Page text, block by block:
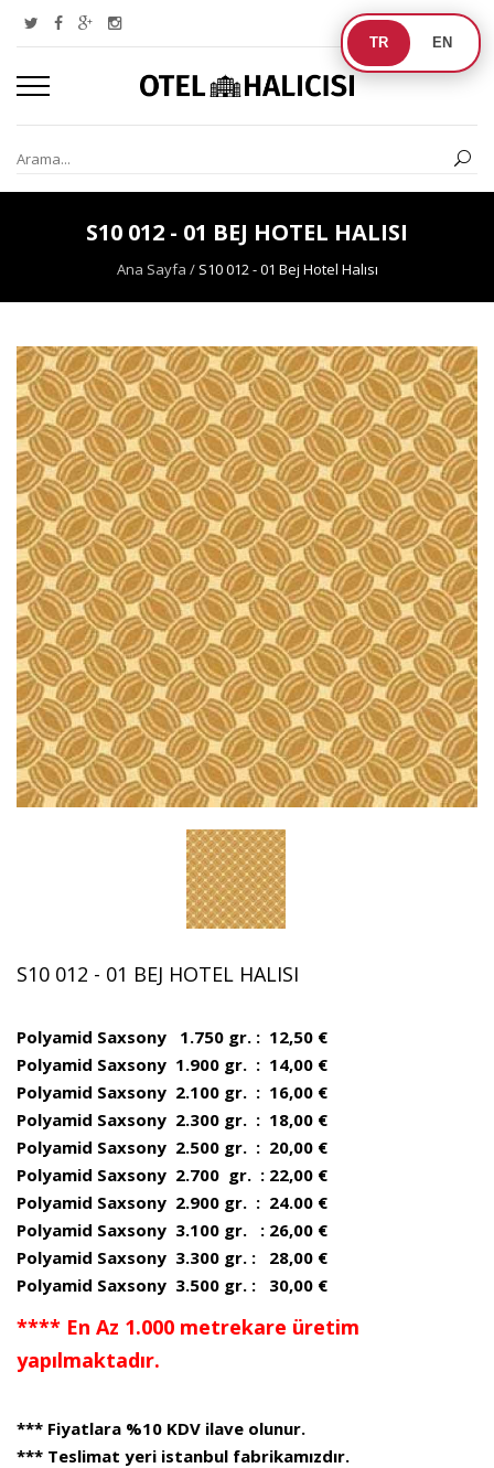
TR EN
S10 012 - 01 BEJ HOTEL HALISI
Ana Sayfa / S10 012 - 01 Bej Hotel Halısı
S10 012 - 01 BEJ HOTEL HALISI
Polyamid Saxsony 1.750 gr. : 12,50 €
Polyamid Saxsony 1.900 gr. : 14,00 €
Polyamid Saxsony 2.100 gr. : 16,00 €
Polyamid Saxsony 2.300 gr. : 18,00 €
Polyamid Saxsony 2.500 gr. : 20,00 €
Polyamid Saxsony 2.700 gr. : 22,00 €
Polyamid Saxsony 2.900 gr. : 24.00 €
Polyamid Saxsony 3.100 gr. : 26,00 €
Polyamid Saxsony 3.300 gr. : 28,00 €
Polyamid Saxsony 3.500 gr. : 30,00 €
**** En Az 1.000 metrekare üretim
yapılmaktadır.
*** Fiyatlara %10 KDV ilave olunur.
*** Teslimat yeri istanbul fabrikamızdır.